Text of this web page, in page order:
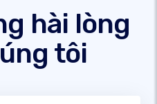
hài lòng
tôi